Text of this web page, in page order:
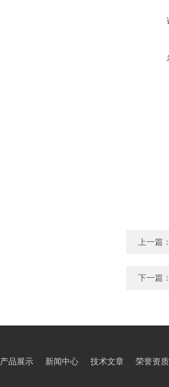
上一篇
下一篇
产品展示 新闻中心 技术文章 荣誉资质